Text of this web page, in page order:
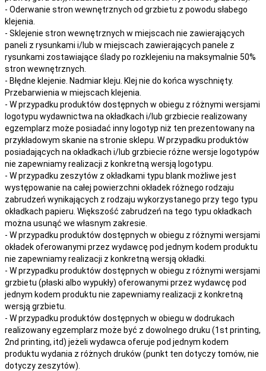
- Oderwanie stron wewnętrznych od grzbietu z powodu słabego
klejenia.
- Sklejenie stron wewnętrznych w miejscach nie zawierających
paneli z rysunkami i/lub w miejscach zawierających panele z
rysunkami zostawiające ślady po rozklejeniu na maksymalnie 50%
stron wewnętrznych.
- Błędne klejenie. Nadmiar kleju. Klej nie do końca wyschnięty.
Przebarwienia w miejscach klejenia.
- W przypadku produktów dostępnych w obiegu z różnymi wersjami
logotypu wydawnictwa na okładkach i/lub grzbiecie realizowany
egzemplarz może posiadać inny logotyp niż ten prezentowany na
przykładowym skanie na stronie sklepu. W przypadku produktów
posiadających na okładkach i/lub grzbiecie różne wersje logotypów
nie zapewniamy realizacji z konkretną wersją logotypu.
- W przypadku zeszytów z okładkami typu blank możliwe jest
występowanie na całej powierzchni okładek różnego rodzaju
zabrudzeń wynikających z rodzaju wykorzystanego przy tego typu
okładkach papieru. Większość zabrudzeń na tego typu okładkach
można usunąć we własnym zakresie.
- W przypadku produktów dostępnych w obiegu z różnymi wersjami
okładek oferowanymi przez wydawcę pod jednym kodem produktu
nie zapewniamy realizacji z konkretną wersją okładki.
- W przypadku produktów dostępnych w obiegu z różnymi wersjami
grzbietu (płaski albo wypukły) oferowanymi przez wydawcę pod
jednym kodem produktu nie zapewniamy realizacji z konkretną
wersją grzbietu.
- W przypadku produktów dostępnych w obiegu w dodrukach
realizowany egzemplarz może być z dowolnego druku (1st printing,
2nd printing, itd) jeżeli wydawca oferuje pod jednym kodem
produktu wydania z różnych druków (punkt ten dotyczy tomów, nie
dotyczy zeszytów).